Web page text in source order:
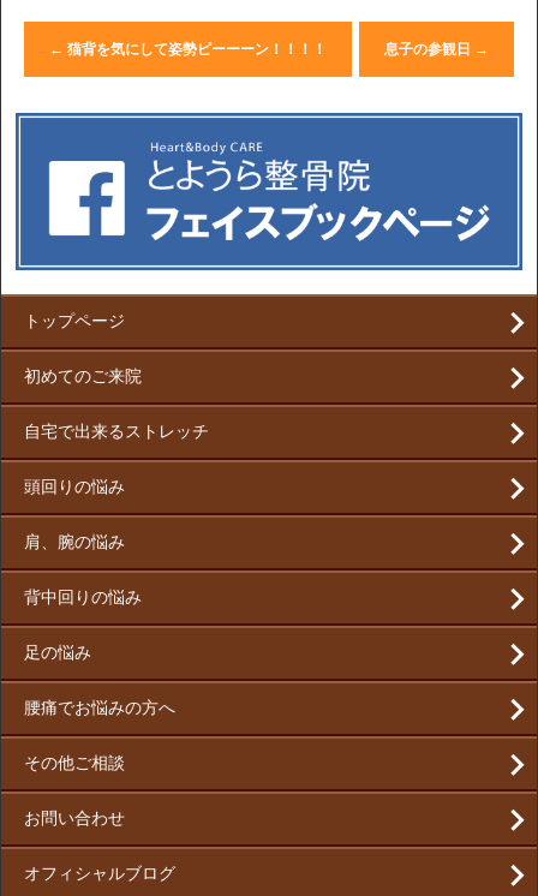
← 猫背を気にして姿勢ピーーーン！！！！ 息子の参観日 →
トップページ
初めてのご来院
自宅で出来るストレッチ
頭回りの悩み
肩、腕の悩み
背中回りの悩み
足の悩み
腰痛でお悩みの方へ
その他ご相談
お問い合わせ
オフィシャルブログ